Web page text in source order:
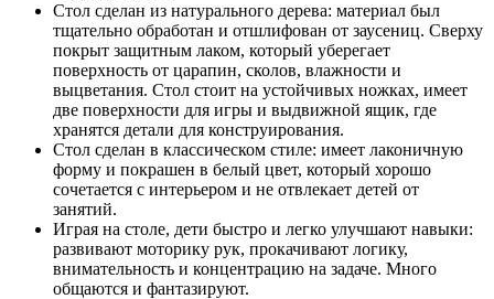
Стол сделан из натурального дерева: материал был
тщательно обработан и отшлифован от заусениц. Сверху
покрыт защитным лаком, который уберегает
поверхность от царапин, сколов, влажности и
выцветания. Стол стоит на устойчивых ножках, имеет
две поверхности для игры и выдвижной ящик, где
хранятся детали для конструирования.
Стол сделан в классическом стиле: имеет лаконичную
форму и покрашен в белый цвет, который хорошо
сочетается с интерьером и не отвлекает детей от
занятий.
Играя на столе, дети быстро и легко улучшают навыки:
развивают моторику рук, прокачивают логику,
внимательность и концентрацию на задаче. Много
общаются и фантазируют.